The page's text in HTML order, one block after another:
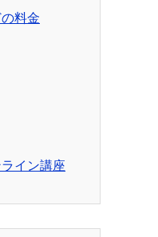
料金
イン講座